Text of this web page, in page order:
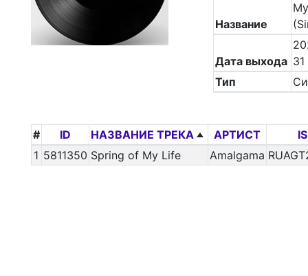
Название
Дата выхода 31
Тип
# ID НАЗВАНИЕ ТРЕКА АРТИСТ
1 5811350 Spring of My Life Amalgama